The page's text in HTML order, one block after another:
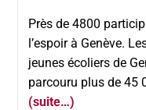
Près de 4800
l’espoir à Genève.
jeunes écoliers de
parcouru plus de 45
(suite…)